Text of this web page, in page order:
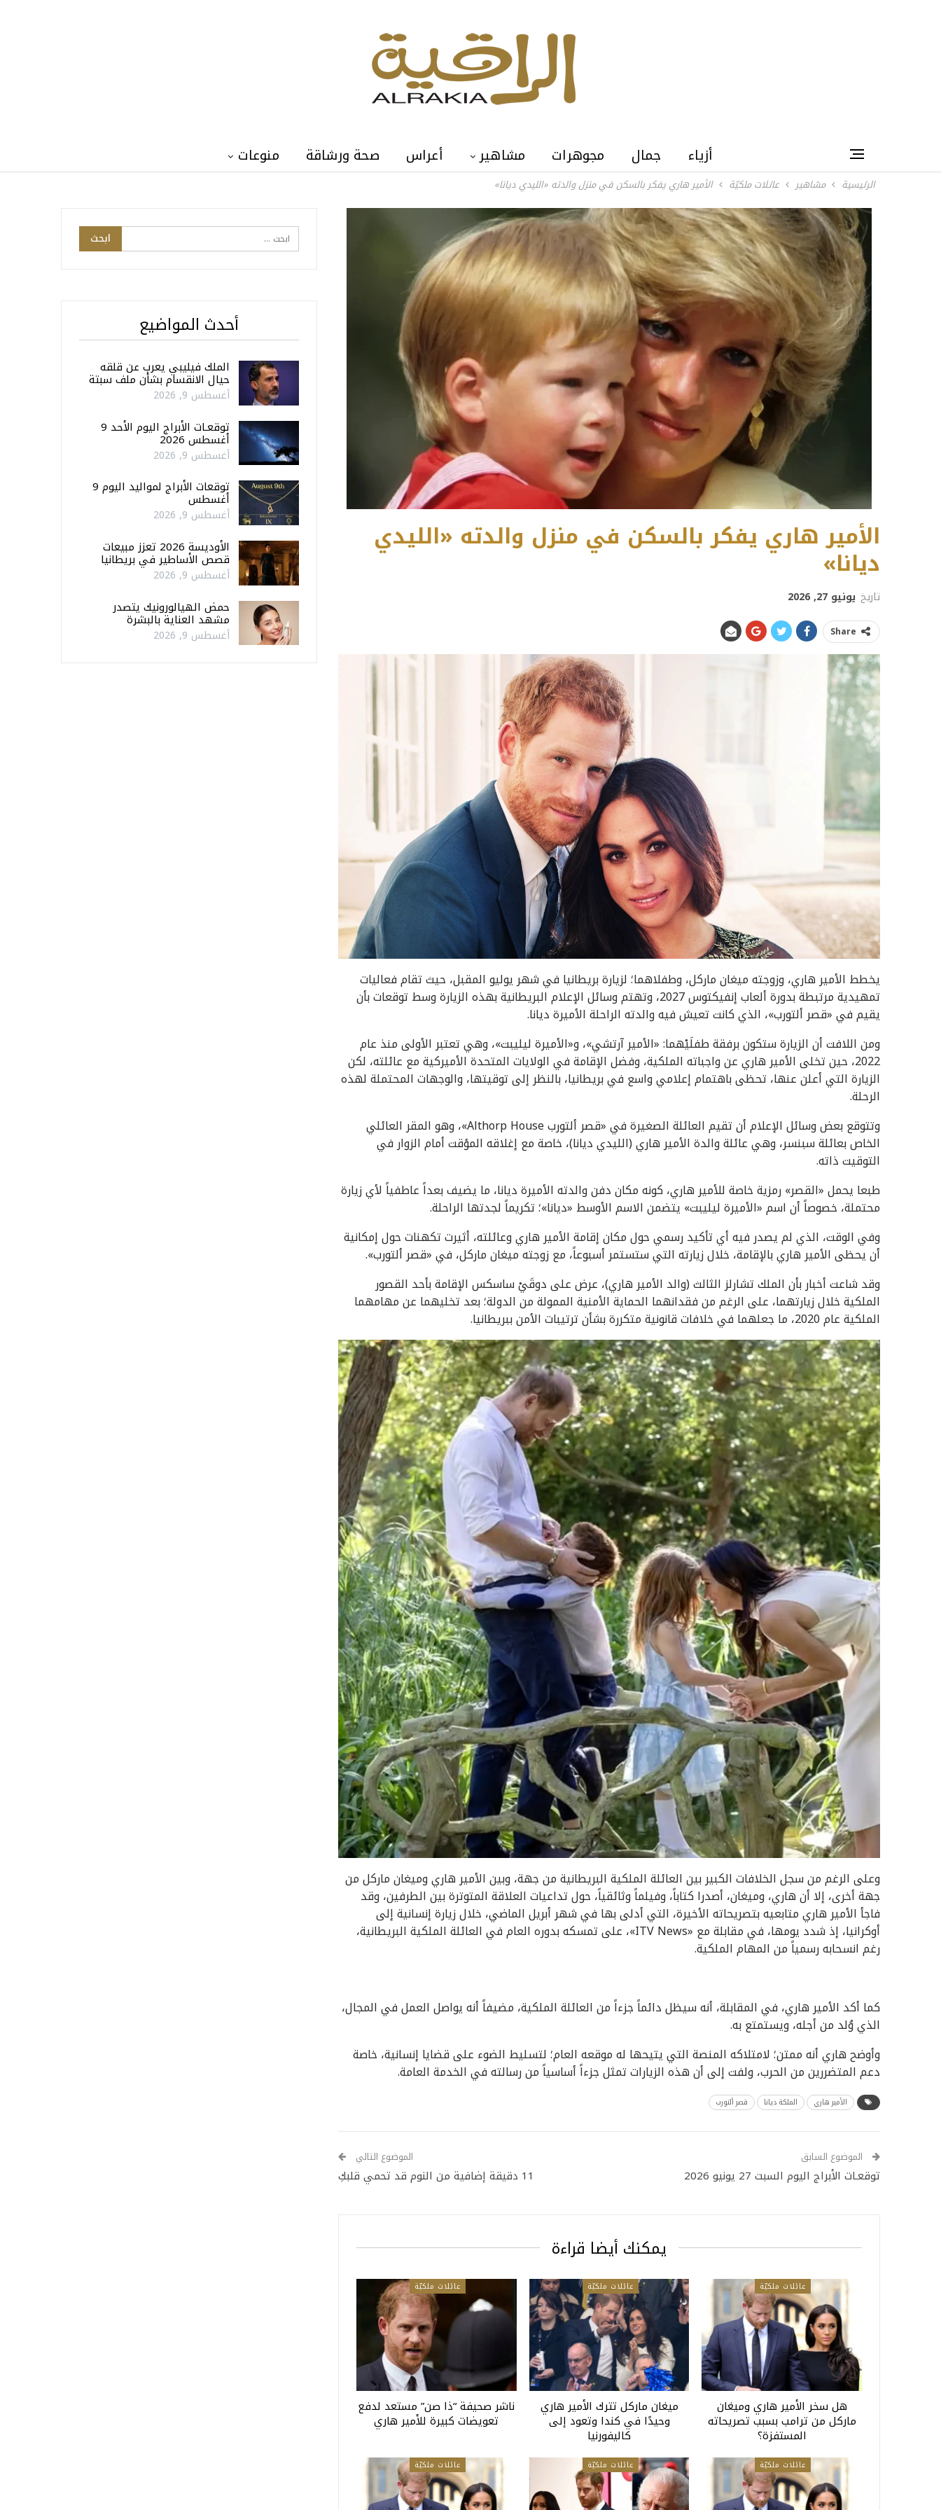
أزياء جمال مجوهرات مشاهير أعراس صحة ورشاقة منوعات
الرئيسية مشاهير عائلات ملكيّة الأمير هاري يفكر بالسكن في منزل والدته «الليدي ديانا»
الأمير هاري يفكر بالسكن في منزل والدته «الليدي
ديانا»
تاريخ يونيو 27, 2026
Share
يخطط الأمير هاري، وزوجته ميغان ماركل، وطفلاهما؛ لزيارة بريطانيا في شهر يوليو المقبل، حيث تقام فعاليات
تمهيدية مرتبطة بدورة ألعاب إنفيكتوس 2027، وتهتم وسائل الإعلام البريطانية بهذه الزيارة وسط توقعات بأن
يقيم في «قصر ألتورب»، الذي كانت تعيش فيه والدته الراحلة الأميرة ديانا.
ومن اللافت أن الزيارة ستكون برفقة طفلَيْهما: «الأمير آرتشي»، و«الأميرة ليليبت»، وهي تعتبر الأولى منذ عام
2022، حين تخلى الأمير هاري عن واجباته الملكية، وفضل الإقامة في الولايات المتحدة الأميركية مع عائلته، لكن
الزيارة التي أعلن عنها، تحظى باهتمام إعلامي واسع في بريطانيا، بالنظر إلى توقيتها، والوجهات المحتملة لهذه
الرحلة.
وتتوقع بعض وسائل الإعلام أن تقيم العائلة الصغيرة في «قصر ألتورب Althorp House»، وهو المقر العائلي
الخاص بعائلة سبنسر، وهي عائلة والدة الأمير هاري (الليدي ديانا)، خاصة مع إغلاقه المؤقت أمام الزوار في
التوقيت ذاته.
طبعا يحمل «القصر» رمزية خاصة للأمير هاري، كونه مكان دفن والدته الأميرة ديانا، ما يضيف بعداً عاطفياً لأي زيارة
محتملة، خصوصاً أن اسم «الأميرة ليليبت» يتضمن الاسم الأوسط «ديانا»؛ تكريماً لجدتها الراحلة.
وفي الوقت، الذي لم يصدر فيه أي تأكيد رسمي حول مكان إقامة الأمير هاري وعائلته، أثيرت تكهنات حول إمكانية
أن يحظى الأمير هاري بالإقامة، خلال زيارته التي ستستمر أسبوعاً، مع زوجته ميغان ماركل، في «قصر ألتورب».
وقد شاعت أخبار بأن الملك تشارلز الثالث (والد الأمير هاري)، عرض على دوقَيْ ساسكس الإقامة بأحد القصور
الملكية خلال زيارتهما، على الرغم من فقدانهما الحماية الأمنية الممولة من الدولة؛ بعد تخليهما عن مهامهما
الملكية عام 2020، ما جعلهما في خلافات قانونية متكررة بشأن ترتيبات الأمن ببريطانيا.
وعلى الرغم من سجل الخلافات الكبير بين العائلة الملكية البريطانية من جهة، وبين الأمير هاري وميغان ماركل من
جهة أخرى، إلا أن هاري، وميغان، أصدرا كتاباً، وفيلماً وثائقياً، حول تداعيات العلاقة المتوترة بين الطرفين، وقد
فاجأ الأمير هاري متابعيه بتصريحاته الأخيرة، التي أدلى بها في شهر أبريل الماضي، خلال زيارة إنسانية إلى
أوكرانيا، إذ شدد يومها، في مقابلة مع «ITV News»، على تمسكه بدوره العام في العائلة الملكية البريطانية،
رغم انسحابه رسمياً من المهام الملكية.
كما أكد الأمير هاري، في المقابلة، أنه سيظل دائماً جزءاً من العائلة الملكية، مضيفاً أنه يواصل العمل في المجال،
الذي وُلد من أجله، ويستمتع به.
وأوضح هاري أنه ممتن؛ لامتلاكه المنصة التي يتيحها له موقعه العام؛ لتسليط الضوء على قضايا إنسانية، خاصة
دعم المتضررين من الحرب، ولفت إلى أن هذه الزيارات تمثل جزءاً أساسياً من رسالته في الخدمة العامة.
الأمير هاري الملكة ديانا قصر ألتورب
الموضوع السابق
توقعـات الأبراج اليوم السبت 27 يونيو 2026
الموضوع التالي
11 دقيقة إضافية من النوم قد تحمي قلبكِ
يمكنك أيضا قراءة
عائلات ملكيّة
هل سخر الأمير هاري وميغان
ماركل من ترامب بسبب تصريحاته
المستفزة؟
عائلات ملكيّة
ميغان ماركل تترك الأمير هاري
وحيدًا في كندا وتعود إلى
كاليفورنيا
عائلات ملكيّة
ناشر صحيفة “ذا صن” مستعد لدفع
تعويضات كبيرة للأمير هاري
عائلات ملكيّة عائلات ملكيّة عائلات ملكيّة
أحدث المواضيع
الملك فيليبي يعرب عن قلقه
حيال الانقسام بشأن ملف سبتة
أغسطس 9, 2026
توقعـات الأبراج اليوم الأحد 9
أغسطس 2026
أغسطس 9, 2026
توقعات الأبراج لمواليد اليوم 9
أغسطس
أغسطس 9, 2026
الأوديسة 2026 تعزز مبيعات
قصص الأساطير في بريطانيا
أغسطس 9, 2026
حمض الهيالورونيك يتصدر
مشهد العناية بالبشرة
أغسطس 9, 2026